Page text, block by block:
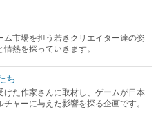
ム市場を担う若きクリエイター達の姿
熱を探っていきます。
ち
けた作家さんに取材し、ゲームが日本
ャーに与えた影響を探る企画です。